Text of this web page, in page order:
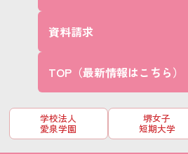
資料請求
TOP（最新情報はこちら）
学校法人
愛泉学園
堺女子
短期大学